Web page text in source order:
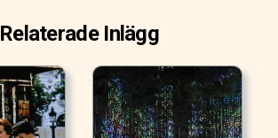
Relaterade Inlägg